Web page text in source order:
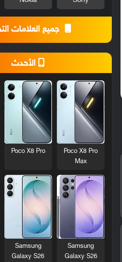
جميع العلامات
الأحدث
Poco X8 Pro
Max
Poco X8 Pro
Samsung
Galaxy S26
Samsung
Galaxy S26